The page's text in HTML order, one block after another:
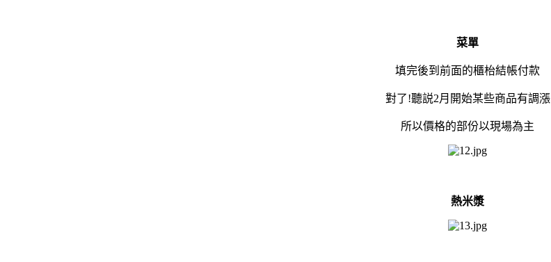
菜單
填完後到前面的櫃枱結帳付款
對了!聽説2月開始某些商品有調漲
所以價格的部份以現場為主
熱米漿